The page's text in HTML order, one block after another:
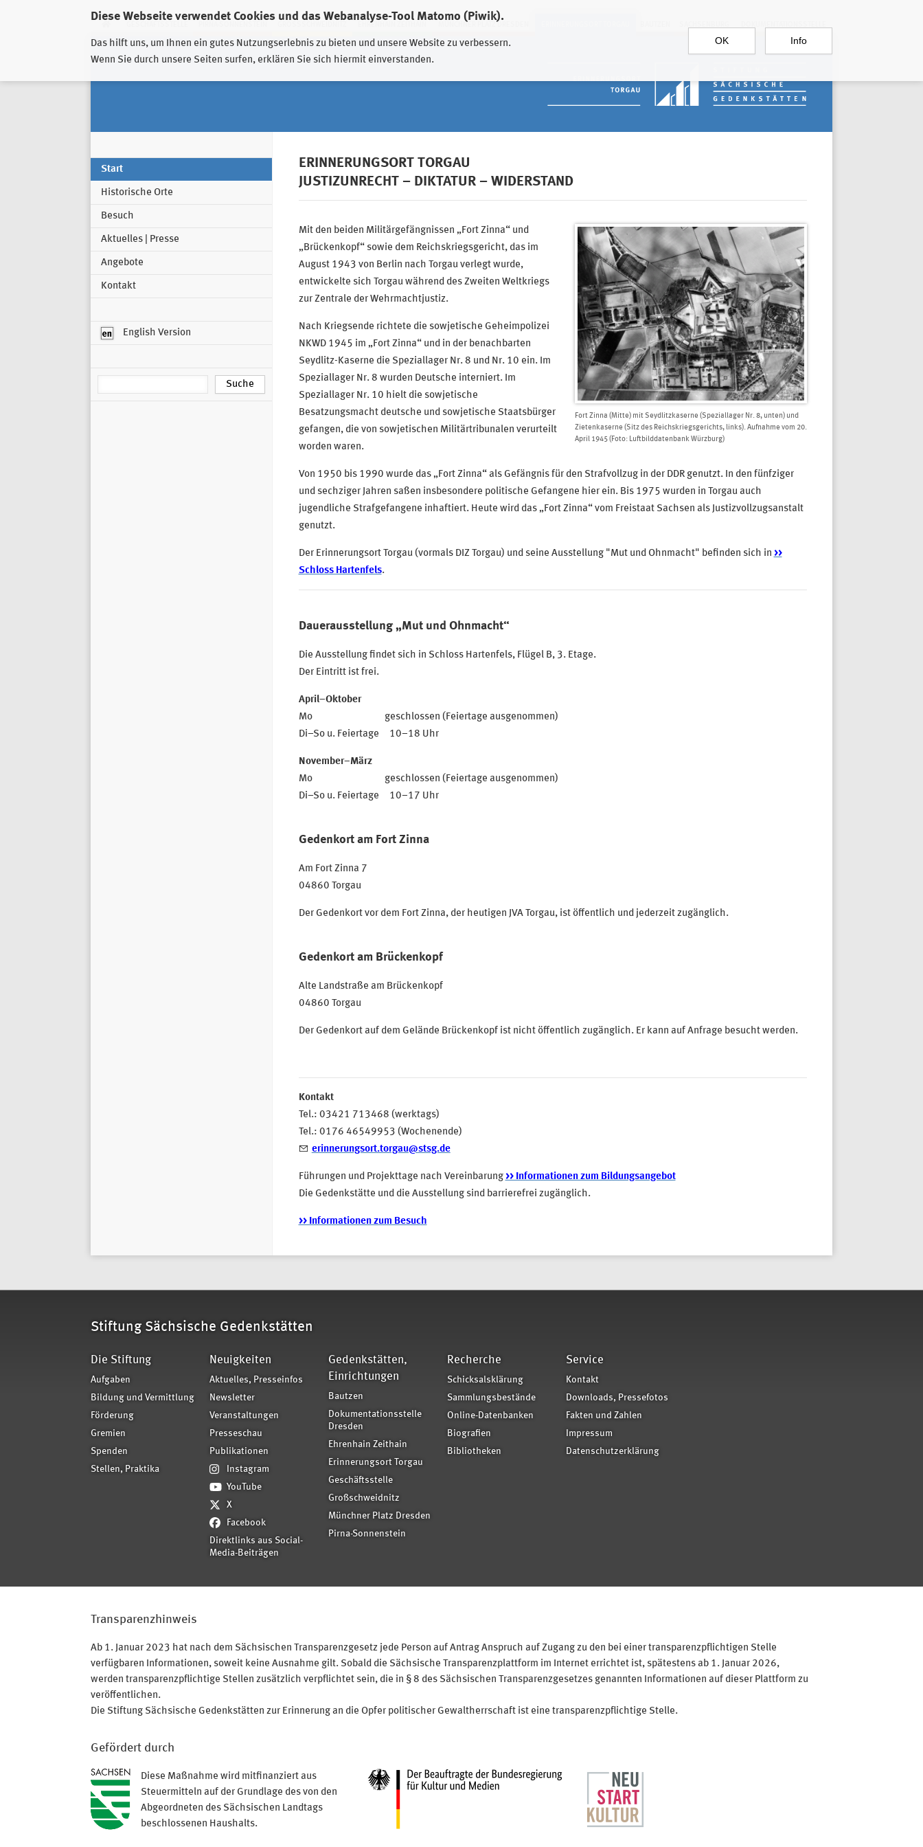
Diese Webseite verwendet Cookies und das Webanalyse-Tool Matomo (Piwik).
Das hilft uns, um Ihnen ein gutes Nutzungserlebnis zu bieten und unsere Website zu verbessern.
Wenn Sie durch unsere Seiten surfen, erklären Sie sich hiermit einverstanden.
OK Info
EHRENHAIN ZEITHAIN MÜNCHNER PLATZ DRESDEN
Start
Historische Orte
Besuch
Aktuelles | Presse
Angebote
Kontakt
English Version
ERINNERUNGSORT TORGAU
JUSTIZUNRECHT – DIKTATUR – WIDERSTAND
Fort Zinna (Mitte) mit Seydlitzkaserne (Speziallager Nr. 8, unten) und
Zietenkaserne (Sitz des Reichskriegsgerichts, links). Aufnahme vom 20.
April 1945 (Foto: Luftbilddatenbank Würzburg)
Mit den beiden Militärgefängnissen „Fort Zinna“ und
„Brückenkopf“ sowie dem Reichskriegsgericht, das im
August 1943 von Berlin nach Torgau verlegt wurde,
entwickelte sich Torgau während des Zweiten Weltkriegs
zur Zentrale der Wehrmachtjustiz.
Nach Kriegsende richtete die sowjetische Geheimpolizei
NKWD 1945 im „Fort Zinna“ und in der benachbarten
Seydlitz-Kaserne die Speziallager Nr. 8 und Nr. 10 ein. Im
Speziallager Nr. 8 wurden Deutsche interniert. Im
Speziallager Nr. 10 hielt die sowjetische
Besatzungsmacht deutsche und sowjetische Staatsbürger
gefangen, die von sowjetischen Militärtribunalen verurteilt
worden waren.
Von 1950 bis 1990 wurde das „Fort Zinna“ als Gefängnis für den Strafvollzug in der DDR genutzt. In den fünfziger
und sechziger Jahren saßen insbesondere politische Gefangene hier ein. Bis 1975 wurden in Torgau auch
jugendliche Strafgefangene inhaftiert. Heute wird das „Fort Zinna“ vom Freistaat Sachsen als Justizvollzugsanstalt
genutzt.
Der Erinnerungsort Torgau (vormals DIZ Torgau) und seine Ausstellung "Mut und Ohnmacht" befinden sich in >>
Schloss Hartenfels.
Dauerausstellung„Mut und Ohnmacht“
Die Ausstellung findet sich in Schloss Hartenfels, Flügel B, 3. Etage.
Der Eintritt ist frei.
April–Oktober
Mo geschlossen (Feiertage ausgenommen)
Di–So u. Feiertage 10–18 Uhr
November–März
Mo geschlossen (Feiertage ausgenommen)
Di–So u. Feiertage 10–17 Uhr
Gedenkort am Fort Zinna
Am Fort Zinna 7
04860 Torgau
Der Gedenkort vor dem Fort Zinna, der heutigen JVA Torgau, ist öffentlich und jederzeit zugänglich.
Gedenkort am Brückenkopf
Alte Landstraße am Brückenkopf
04860 Torgau
Der Gedenkort auf dem Gelände Brückenkopf ist nicht öffentlich zugänglich. Er kann auf Anfrage besucht werden.
Kontakt
Tel.: 03421 713468 (werktags)
Tel.: 0176 46549953 (Wochenende)
erinnerungsort.torgau@stsg.de
Führungen und Projekttage nach Vereinbarung >> Informationen zum Bildungsangebot
Die Gedenkstätte und die Ausstellung sind barrierefrei zugänglich.
>> Informationen zum Besuch
Stiftung Sächsische Gedenkstätten
Die Stiftung
Aufgaben
Bildung und Vermittlung
Förderung
Gremien
Spenden
Stellen, Praktika
Neuigkeiten
Aktuelles, Presseinfos
Newsletter
Veranstaltungen
Presseschau
Publikationen
Instagram
YouTube
X
Facebook
Direktlinks aus Social-
Media-Beiträgen
Gedenkstätten,
Einrichtungen
Bautzen
Dokumentationsstelle
Dresden
Ehrenhain Zeithain
Erinnerungsort Torgau
Geschäftsstelle
Großschweidnitz
Münchner Platz Dresden
Pirna-Sonnenstein
Recherche
Schicksalsklärung
Sammlungsbestände
Online-Datenbanken
Biografien
Bibliotheken
Service
Kontakt
Downloads, Pressefotos
Fakten und Zahlen
Impressum
Datenschutzerklärung
Transparenzhinweis
Ab 1. Januar 2023 hat nach dem Sächsischen Transparenzgesetz jede Person auf Antrag Anspruch auf Zugang zu den bei einer transparenzpflichtigen Stelle
verfügbaren Informationen, soweit keine Ausnahme gilt. Sobald die Sächsische Transparenzplattform im Internet errichtet ist, spätestens ab 1. Januar 2026,
werden transparenzpflichtige Stellen zusätzlich verpflichtet sein, die in § 8 des Sächsischen Transparenzgesetzes genannten Informationen auf dieser Plattform zu
veröffentlichen.
Die Stiftung Sächsische Gedenkstätten zur Erinnerung an die Opfer politischer Gewaltherrschaft ist eine transparenzpflichtige Stelle.
Gefördert durch
Diese Maßnahme wird mitfinanziert aus
Steuermitteln auf der Grundlage des von den
Abgeordneten des Sächsischen Landtags
beschlossenen Haushalts.